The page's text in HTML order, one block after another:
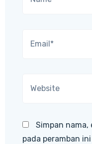
Simpan nama,
pada peramban